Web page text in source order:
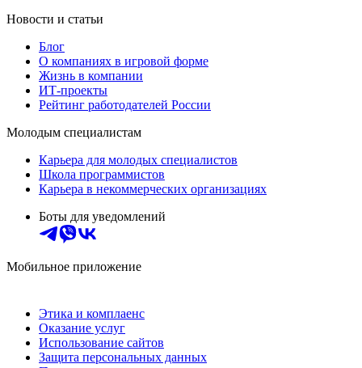
Новости и статьи
Блог
О компаниях в игровой форме
Жизнь в компании
ИТ-проекты
Рейтинг работодателей России
Молодым специалистам
Карьера для молодых специалистов
Школа программистов
Карьера в некоммерческих организациях
Боты для уведомлений
Мобильное приложение
Этика и комплаенс
Оказание услуг
Использование сайтов
Защита персональных данных